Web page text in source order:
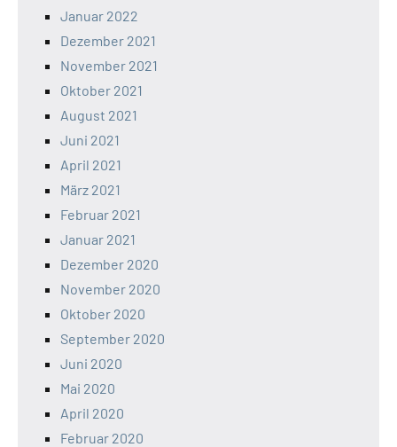
Januar 2022
Dezember 2021
November 2021
Oktober 2021
August 2021
Juni 2021
April 2021
März 2021
Februar 2021
Januar 2021
Dezember 2020
November 2020
Oktober 2020
September 2020
Juni 2020
Mai 2020
April 2020
Februar 2020